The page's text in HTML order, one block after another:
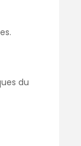
du